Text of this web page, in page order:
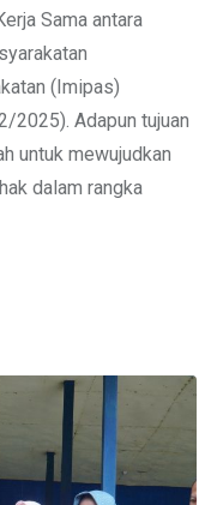
Sama antara
(Imipas)
2025). Adapun tujuan
untuk mewujudkan
dalam rangka